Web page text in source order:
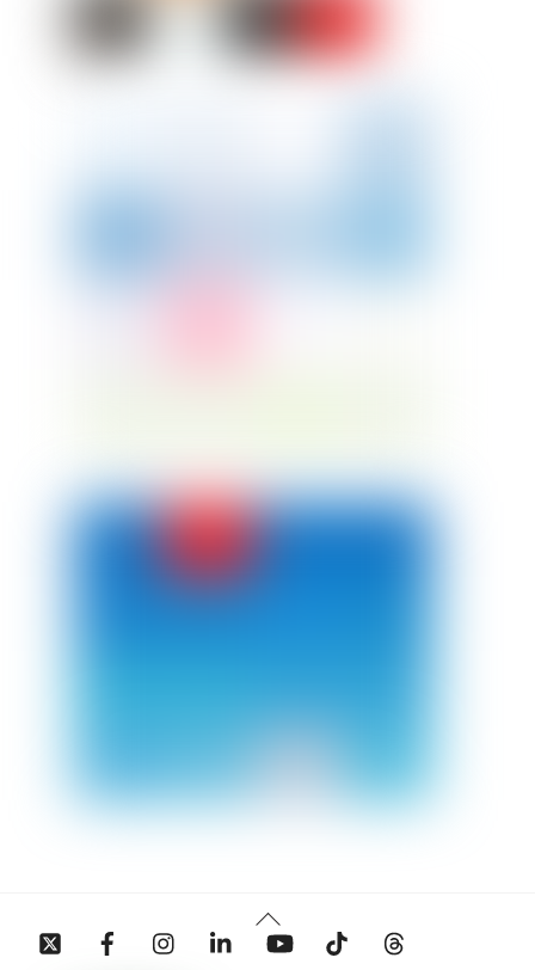
Back
To
Twitter Facebook InstagramLinkedin YouTube Tiktok